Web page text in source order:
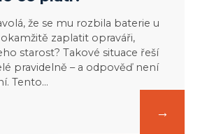
že se mu rozbila baterie u
zaplatit opraváři,
starost? Takové situace řeší
pravidelně – a odpověď není
Tento…